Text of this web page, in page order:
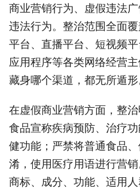
商业营销行为、虚假违法
违法行为。整治范围全面
平台、直播平台、短视频平
应用程序等各类网络经营
藏身哪个渠道，都无所遁形
在虚假商业营销方面，整
食品宣称疾病预防、治疗
健功能；严禁将普通食品
淆，使用医疗用语进行营
商标、成分、功能、适用